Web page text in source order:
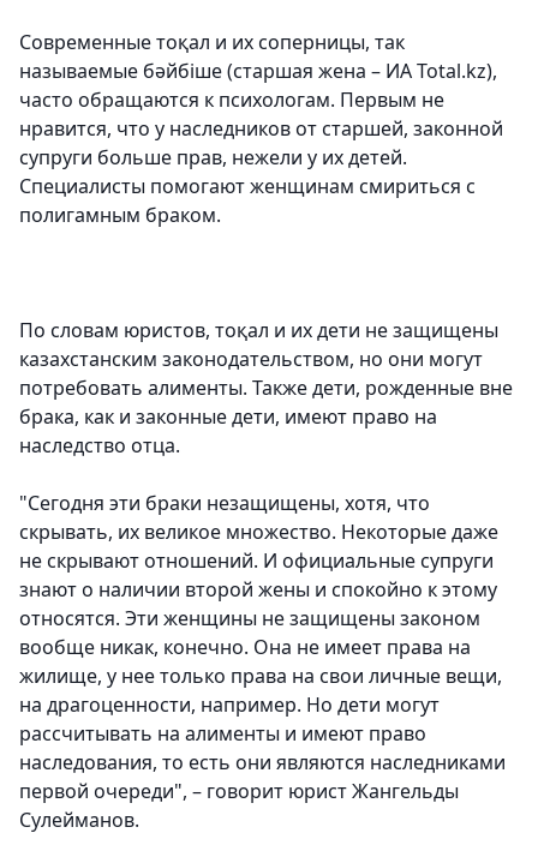
Современные тоқал и их соперницы, так
называемые бәйбіше (старшая жена – ИА Total.kz),
часто обращаются к психологам. Первым не
нравится, что у наследников от старшей, законной
супруги больше прав, нежели у их детей.
Специалисты помогают женщинам смириться с
полигамным браком.
По словам юристов, тоқал и их дети не защищены
казахстанским законодательством, но они могут
потребовать алименты. Также дети, рожденные вне
брака, как и законные дети, имеют право на
наследство отца.
"Сегодня эти браки незащищены, хотя, что
скрывать, их великое множество. Некоторые даже
не скрывают отношений. И официальные супруги
знают о наличии второй жены и спокойно к этому
относятся. Эти женщины не защищены законом
вообще никак, конечно. Она не имеет права на
жилище, у нее только права на свои личные вещи,
на драгоценности, например. Но дети могут
рассчитывать на алименты и имеют право
наследования, то есть они являются наследниками
первой очереди", – говорит юрист Жангельды
Сулейманов.